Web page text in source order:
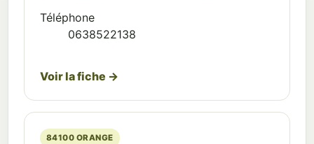
Téléphone
0638522138
Voir la fiche →
84100 ORANGE